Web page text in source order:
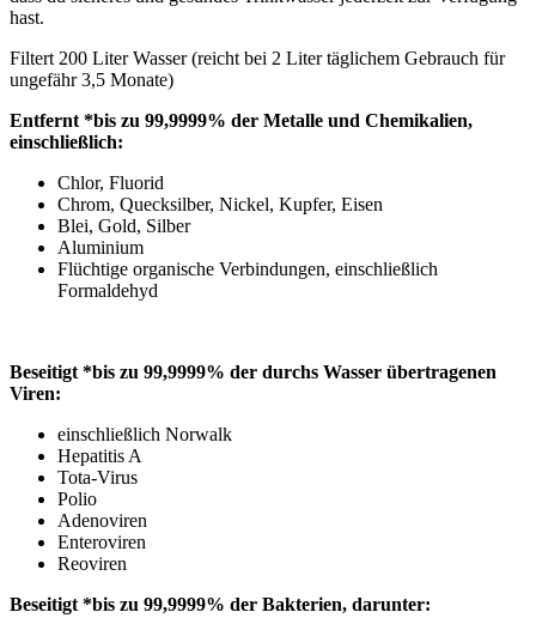
hast.
Filtert 200 Liter Wasser (reicht bei 2 Liter täglichem Gebrauch für
ungefähr 3,5 Monate)
Entfernt *bis zu 99,9999% der Metalle und Chemikalien,
einschließlich:
Chlor, Fluorid
Chrom, Quecksilber, Nickel, Kupfer, Eisen
Blei, Gold, Silber
Aluminium
Flüchtige organische Verbindungen, einschließlich
Formaldehyd
Beseitigt *bis zu 99,9999% der durchs Wasser übertragenen
Viren:
einschließlich Norwalk
Hepatitis A
Tota-Virus
Polio
Adenoviren
Enteroviren
Reoviren
Beseitigt *bis zu 99,9999% der Bakterien, darunter: